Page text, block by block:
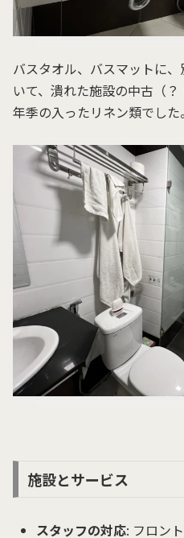
バスタオル、バスマットに
いて、潰れた施設の中古（
年季の入ったリネン類でした。
施設とサービス
スタッフの対応: フロン